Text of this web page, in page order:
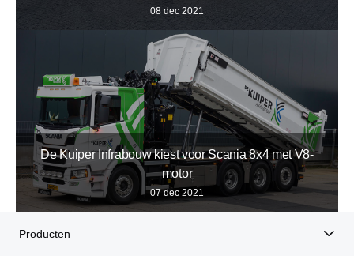
08 dec 2021
De Kuiper Infrabouw kiest voor Scania 8x4 met V8-
motor
07 dec 2021
Producten